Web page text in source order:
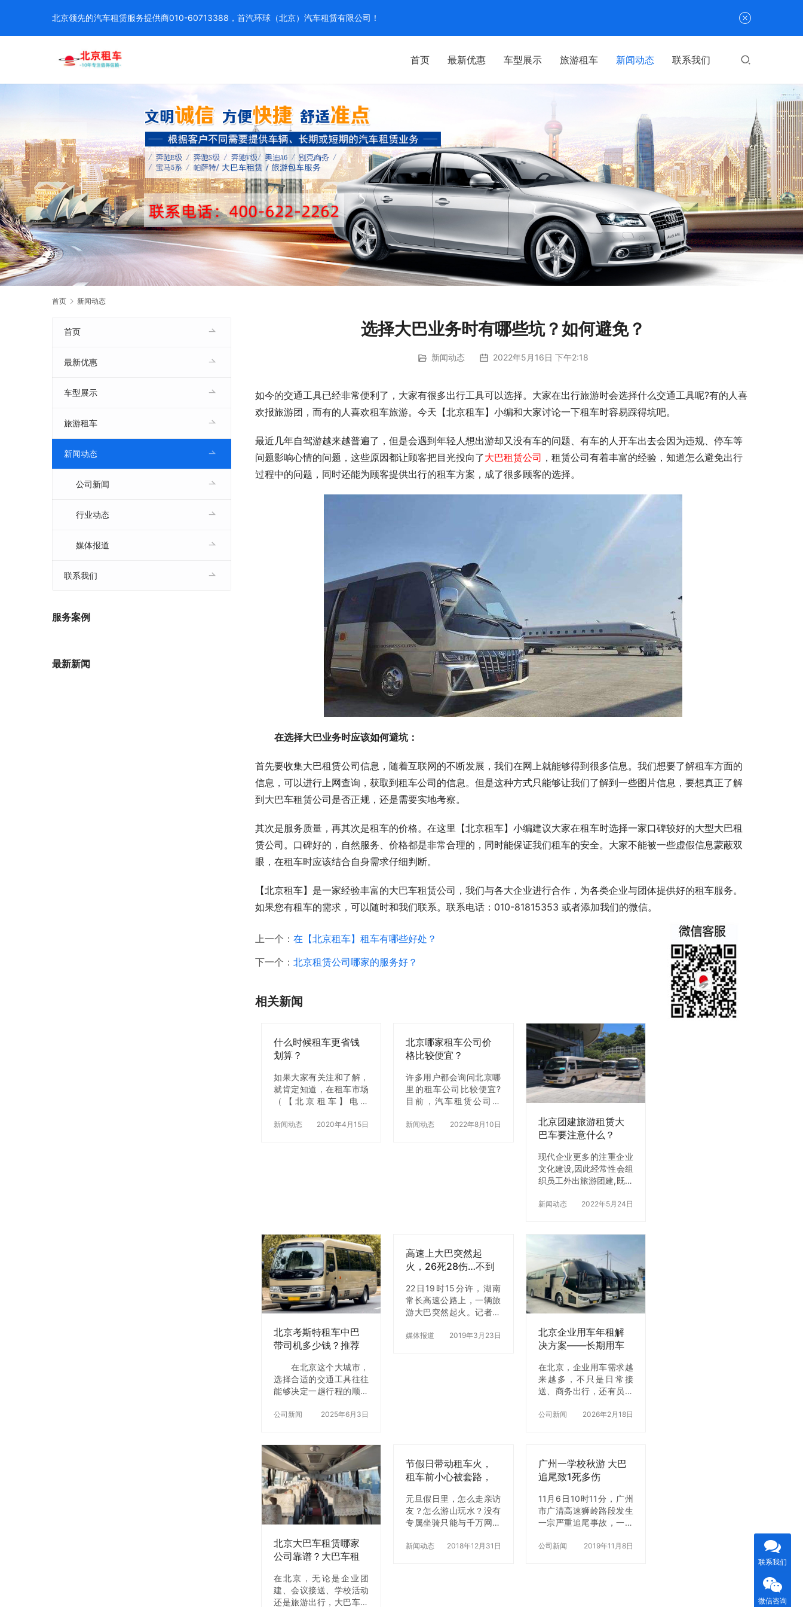
首页 最新优惠 车型展示 旅游租车 新闻动态 联系我们
首页 新闻动态
选择大巴业务时有哪些坑？如何避免？
新闻动态 2022年5月16日 下午2:18
如今的交通工具已经非常便利了，大家有很多出行工具可以选择。大家在出行旅游时会选择什么交通工具呢?有的人喜
欢报旅游团，而有的人喜欢租车旅游。今天【北京租车】小编和大家讨论一下租车时容易踩得坑吧。
最近几年自驾游越来越普遍了，但是会遇到年轻人想出游却又没有车的问题、有车的人开车出去会因为违规、停车等
问题影响心情的问题，这些原因都让顾客把目光投向了大巴租赁公司 ，租赁公司有着丰富的经验，知道怎么避免出行
过程中的问题，同时还能为顾客提供出行的租车方案，成了很多顾客的选择。
在选择大巴业务时应该如何避坑：
首先要收集大巴租赁公司信息，随着互联网的不断发展，我们在网上就能够得到很多信息。我们想要了解租车方面的
信息，可以进行上网查询，获取到租车公司的信息。但是这种方式只能够让我们了解到一些图片信息，要想真正了解
到大巴车租赁公司是否正规，还是需要实地考察。
其次是服务质量，再其次是租车的价格。在这里【北京租车】小编建议大家在租车时选择一家口碑较好的大型大巴租
赁公司。口碑好的，自然服务、价格都是非常合理的，同时能保证我们租车的安全。大家不能被一些虚假信息蒙蔽双
眼，在租车时应该结合自身需求仔细判断。
【北京租车】是一家经验丰富的大巴车租赁公司，我们与各大企业进行合作，为各类企业与团体提供好的租车服务。
如果您有租车的需求，可以随时和我们联系。联系电话：010-81815353 或者添加我们的微信。
上一个： 在【北京租车】租车有哪些好处？
下一个： 北京租赁公司哪家的服务好？
相关新闻
什么时候租车更省钱
划算？
如果大家有关注和了解，
就肯定知道，在租车市场
（【北京租车】电话
显的淡旺季之分，像春
单，若是在过年前一周再
来下订单，那你就等着被
宰割肉吧，来自一个过来
人的亲身经历。 而在租车
淡季，租车公司会适时的
推出一些优惠活动，来吸
引消费者，比如促销期间
的租车价格往往比正常时
间段的价格要低很多，例
如神州租车曾…
新闻动态 2020年4月15日
北京哪家租车公司价
格比较便宜？
许多用户都会询问北京哪
里的租车公司比较便宜?
目前，汽车租赁公司众
种类、服务内容各不相
果家里有什么需要用到的
车子，那么如何才能找到
到【北京租车】(北京)汽
车租赁有限公司看一看!
【北京租车】(北京)
企业和个人提…
新闻动态 2022年8月10日
北京团建旅游租赁大
巴车要注意什么？
现代企业更多的注重企业
文化建设,因此经常性会组
织员工外出旅游团建,既然
需要有交通工具的，大部
租赁公司呢?需要注意什
么呢?今天【北京租车】
小编来和大家说一说。
团建旅游租大巴车需
要注意什么? 1、北京
租车公司的选择 在出行、
选择正规的出租公司和汽
车。如果旅客对租赁大巴
机出示相关证明.找靠谱安
全的租车公司对于自己的
生命财产安全也是一种保
况持…
新闻动态 2022年5月24日
北京考斯特租车中巴
带司机多少钱？推荐
在北京这个大城市，
选择合适的交通工具往往
能够决定一趟行程的顺利
的团队来说，选择一辆考
出行方式。不仅可以解决
交通问题，还能节省时间
和精力，让大家可以轻松
专注于出行目的。那北京
考斯特租车的价格大概是
多少？又该如何选择一家
靠谱的租车公司呢？今天
斯特租车中巴带司机的费
用，并推荐一下值得信赖
京租车】。 一、考斯
特中巴租车费用大概是多
公司新闻 2025年6月3日
高速上大巴突然起
火，26死28伤…不到
火吞噬
22日19时15分许，湖南
常长高速公路上，一辆旅
游大巴突然起火。记者从
车核载59人，实载56
媒体报道 2019年3月23日
北京企业用车年租解
决方案——长期用车
在北京，企业用车需求越
来越多，不只是日常接
送、商务出行，还有员工
访等。随着城市交通压力
心的两个问题通常是：“北
京企业用车年租多少钱？
租车公司靠谱，服务更有
保障？” 本文将结合实际
案例、车型方案、费用测
提供完整的北京企业用车
公司新闻 2026年2月18日
北京大巴车租赁哪家
公司靠谱？大巴车租
析
在北京，无论是企业团
建、会议接送、学校活动
还是旅游出行，大巴车租
节假日带动租车火，
租车前小心被套路，
元旦假日里，怎么走亲访
友？怎么游山玩水？没有
专属坐骑只能与千万网友
买辆车？都不要很多机智
新闻动态 2018年12月31日
广州一学校秋游 大巴
追尾致1死多伤
11月6日10时11分，广州
市广清高速狮岭路段发生
一宗严重追尾事故，一辆
车，导致大巴司机死亡，
公司新闻 2019年11月8日
首页
最新优惠
车型展示
旅游租车
新闻动态
公司新闻
行业动态
媒体报道
联系我们
服务案例
最新新闻
联系我们
微信咨询
北京领先的汽车租赁服务提供商010-60713388，首汽环球（北京）汽车租赁有限公司！